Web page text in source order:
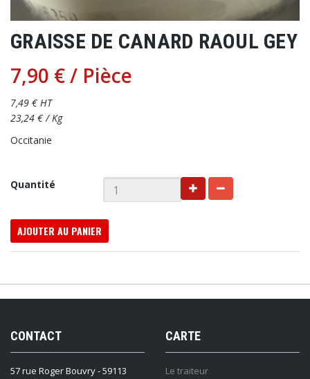
GRAISSE DE CANARD RAOUL GEY
7,90 €/ Pièce
7,49 € HT
23,24 € / Kg
Occitanie
Quantité
AJOUTER AU PANIER
CONTACT
57 rue Roger Bouvry - 59113
CARTE
Le traiteur